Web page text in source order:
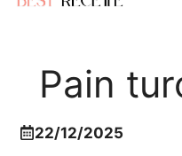
Pain
22/12/2025